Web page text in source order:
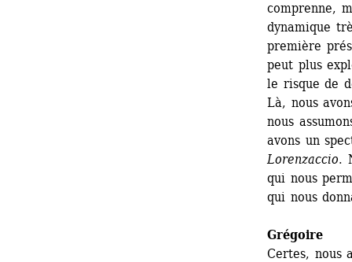
comprenne,
dynamique
première
peut plus
le risque de
Là, nous
nous
avons un
Lorenzaccio.
qui nous
qui nous
Grégoire
Certes, nous